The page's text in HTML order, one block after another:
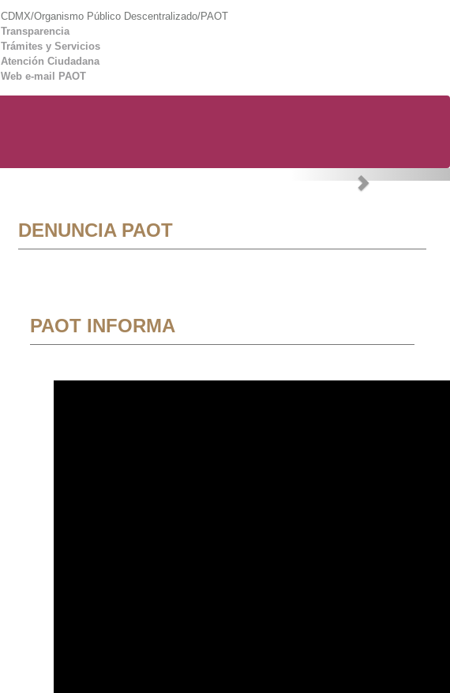
CDMX/Organismo Público Descentralizado/PAOT
Transparencia
Trámites y Servicios
Atención Ciudadana
Web e-mail PAOT
Next
DENUNCIA PAOT
PAOT INFORMA